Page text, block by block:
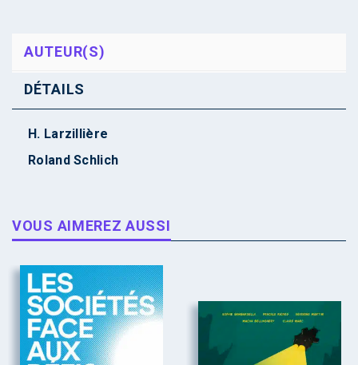
AUTEUR(S)
DÉTAILS
H. Larzillière
Roland Schlich
VOUS AIMEREZ AUSSI